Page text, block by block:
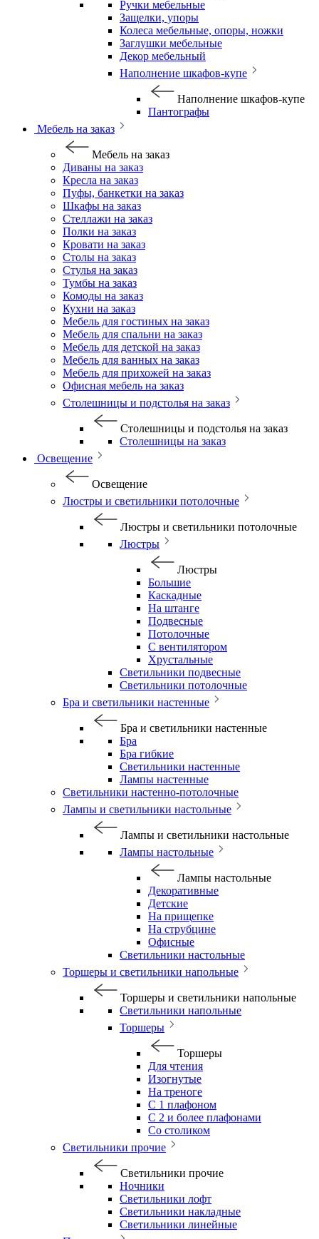
Ручки мебельные
Защелки, упоры
Колеса мебельные, опоры, ножки
Заглушки мебельные
Декор мебельный
Наполнение шкафов-купе
Наполнение шкафов-купе
Пантографы
Мебель на заказ
Мебель на заказ
Диваны на заказ
Кресла на заказ
Пуфы, банкетки на заказ
Шкафы на заказ
Стеллажи на заказ
Полки на заказ
Кровати на заказ
Столы на заказ
Стулья на заказ
Тумбы на заказ
Комоды на заказ
Кухни на заказ
Мебель для гостиных на заказ
Мебель для спальни на заказ
Мебель для детской на заказ
Мебель для ванных на заказ
Мебель для прихожей на заказ
Офисная мебель на заказ
Столешницы и подстолья на заказ
Столешницы и подстолья на заказ
Столешницы на заказ
Освещение
Освещение
Люстры и светильники потолочные
Люстры и светильники потолочные
Люстры
Люстры
Большие
Каскадные
На штанге
Подвесные
Потолочные
С вентилятором
Хрустальные
Светильники подвесные
Светильники потолочные
Бра и светильники настенные
Бра и светильники настенные
Бра
Бра гибкие
Светильники настенные
Лампы настенные
Светильники настенно-потолочные
Лампы и светильники настольные
Лампы и светильники настольные
Лампы настольные
Лампы настольные
Декоративные
Детские
На прищепке
На струбцине
Офисные
Светильники настольные
Торшеры и светильники напольные
Торшеры и светильники напольные
Светильники напольные
Торшеры
Торшеры
Для чтения
Изогнутые
На треноге
С 1 плафоном
С 2 и более плафонами
Со столиком
Светильники прочие
Светильники прочие
Ночники
Светильники лофт
Светильники накладные
Светильники линейные